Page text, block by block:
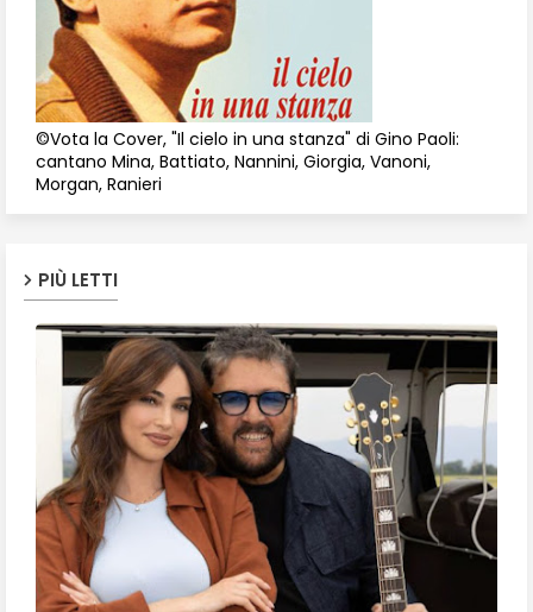
©Vota la Cover, "Il cielo in una stanza" di Gino Paoli:
cantano Mina, Battiato, Nannini, Giorgia, Vanoni,
Morgan, Ranieri
PIÙ LETTI